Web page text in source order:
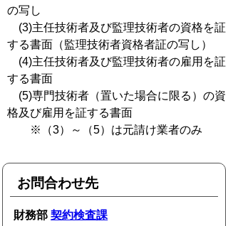
の写し
(3)主任技術者及び監理技術者の資格を証
する書面（監理技術者資格者証の写し）
(4)主任技術者及び監理技術者の雇用を証
する書面
(5)専門技術者（置いた場合に限る）の資
格及び雇用を証する書面
※（3）～（5）は元請け業者のみ
お問合わせ先
財務部契約検査課